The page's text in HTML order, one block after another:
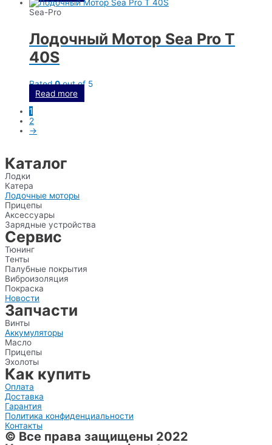
Sea-Pro
Лодочный Мотор Sea Pro T
40S
Rated0out of 5
Read more
1
2
→
Каталог
Лодки
Катера
Лодочные моторы
Прицепы
Аксессуары
Зарядные устройства
Сервис
Тюнинг
Тенты
Палубные покрытия
Виброизоляция
Покраска
Новости
Запчасти
Винты
Аккумуляторы
Масло
Прицепы
Эхолоты
Как купить
Оплата
Доставка
Гарантия
Политика конфиденциальности
Контакты
© Все права защищены 2022